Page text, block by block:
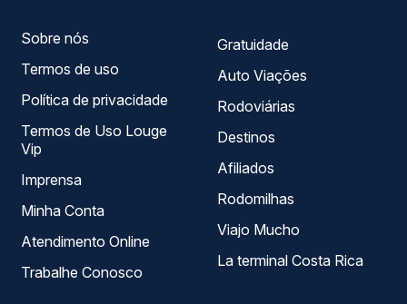
Sobre nós
Termos de uso
Política de privacidade
Termos de Uso Louge
Vip
Imprensa
Minha Conta
Atendimento Online
Trabalhe Conosco
Gratuidade
Auto Viações
Rodoviárias
Destinos
Afiliados
Rodomilhas
Viajo Mucho
La terminal Costa Rica